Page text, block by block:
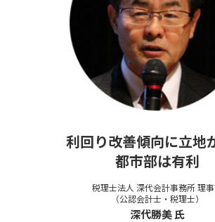
利回り改善傾向に立地
都市部は有利
税理士法人 深代会計事務所 理
（公認会計士・税理士）
深代勝美 氏